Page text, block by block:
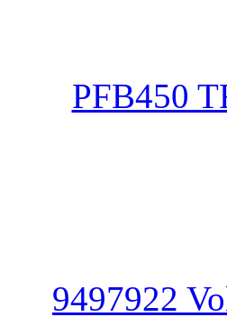
PFB450
9497922